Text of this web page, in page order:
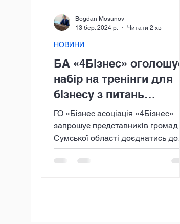
БА «4Бізнес» оголошує
набір на тренінги для
бізнесу з питань
грантових заявок
ГО «Бізнес асоціація «4Бізнес»
запрошує представників громад
Сумської області доєднатись до
подій проєкту «Розвиток
потенціалу та...
НОВИНИ
Bogdan Mosunov
13 бер. 2024 р.
Читати 2 хв